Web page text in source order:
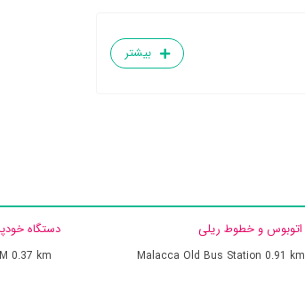
بیشتر
اتوبوس و خطوط ریلی
Malacca Old Bus Station 0.91 km
دستگاه
0.37 km